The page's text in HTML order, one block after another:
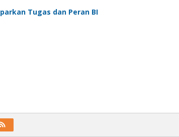
Tugas dan Peran BI